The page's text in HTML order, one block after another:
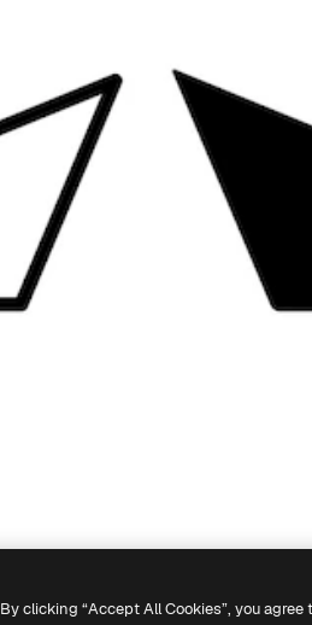
By clicking “Accept All Cookies”, you